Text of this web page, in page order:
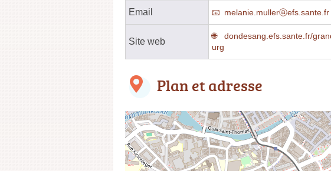
Email melanie.mullerⓐefs.sante.fr
Site web
dondesang.efs.sante.fr/
urg
Plan et adresse